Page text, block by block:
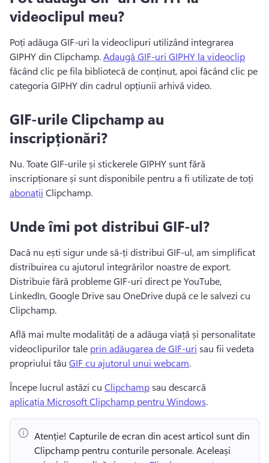
videoclipul meu?
Poți adăuga GIF-uri la videoclipuri utilizând integrarea
GIPHY din Clipchamp. Adaugă GIF-uri GIPHY la videoclip
făcând clic pe fila bibliotecă de conținut, apoi făcând clic pe
categoria GIPHY din cadrul opțiunii arhivă video.
GIF-urile Clipchamp au
inscripționări?
Nu. Toate GIF-urile și stickerele GIPHY sunt fără
inscripționare și sunt disponibile pentru a fi utilizate de toți
abonații Clipchamp.
Unde îmi pot distribui GIF-ul?
Dacă nu ești sigur unde să-ți distribui GIF-ul, am simplificat
Distribuie fără probleme GIF-uri direct pe YouTube,
LinkedIn, Google Drive sau OneDrive după ce le salvezi cu
Clipchamp.
Află mai multe modalități de a adăuga viață și personalitate
videoclipurilor tale prin adăugarea de GIF-uri sau fii vedeta
propriului tău GIF cu ajutorul unui webcam.
Începe lucrul astăzi cu Clipchamp sau descarcă
aplicația Microsoft Clipchamp pentru Windows.
Atenție! Capturile de ecran din acest articol sunt din
Clipchamp pentru conturile personale. Aceleași